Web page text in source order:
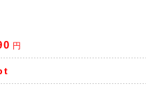
たりましては、医師や薬剤師の
ン]
感、不正出血、帯下の増加、吐き
、下腹部痛などの症状があらわれ
として、血栓症があげられます。
円